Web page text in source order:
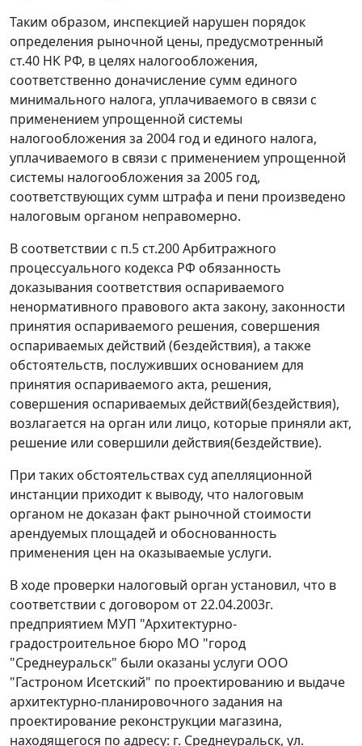
Таким образом, инспекцией нарушен порядок
определения рыночной цены, предусмотренный
ст.40 НК РФ, в целях налогообложения,
соответственно доначисление сумм единого
минимального налога, уплачиваемого в связи с
применением упрощенной системы
налогообложения за 2004 год и единого налога,
уплачиваемого в связи с применением упрощенной
системы налогообложения за 2005 год,
соответствующих сумм штрафа и пени произведено
налоговым органом неправомерно.
В соответствии с п.5 ст.200Арбитражного
процессуального кодекса РФ обязанность
доказывания соответствия оспариваемого
ненормативного правового акта закону, законности
принятия оспариваемого решения, совершения
оспариваемых действий (бездействия), а также
обстоятельств, послуживших основанием для
принятия оспариваемого акта, решения,
совершения оспариваемых действий(бездействия),
возлагается на орган или лицо, которые приняли акт,
решение или совершили действия(бездействие).
При таких обстоятельствах суд апелляционной
инстанции приходит к выводу, что налоговым
органом не доказан факт рыночной стоимости
арендуемых площадей и обоснованность
применения цен на оказываемые услуги.
В ходе проверки налоговый орган установил, что в
соответствии с договором от 22.04.2003г.
предприятием МУП "Архитектурно-
градостроительное бюро МО "город
"Среднеуральск" были оказаны услуги ООО
"Гастроном Исетский" по проектированию и выдаче
архитектурно-планировочного задания на
проектирование реконструкции магазина,
находящегося по адресу: г. Среднеуральск, ул.